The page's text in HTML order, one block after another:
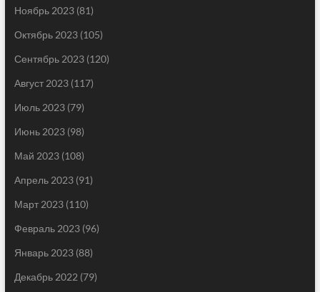
Ноябрь 2023(81)
Октябрь 2023(105)
Сентябрь 2023(120)
Август 2023(117)
Июль 2023(79)
Июнь 2023(98)
Май 2023(108)
Апрель 2023(91)
Март 2023(110)
Февраль 2023(96)
Январь 2023(88)
Декабрь 2022 (79)